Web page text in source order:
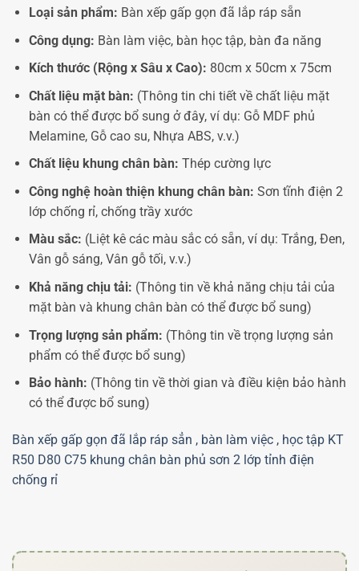
Loại sản phẩm: Bàn xếp gấp gọn đã lắp ráp sẵn
Công dụng: Bàn làm việc, bàn học tập, bàn đa năng
Kích thước (Rộng x Sâu x Cao): 80cm x 50cm x 75cm
Chất liệu mặt bàn: (Thông tin chi tiết về chất liệu mặt
bàn có thể được bổ sung ở đây, ví dụ: Gỗ MDF phủ
Melamine, Gỗ cao su, Nhựa ABS, v.v.)
Chất liệu khung chân bàn: Thép cường lực
Công nghệ hoàn thiện khung chân bàn: Sơn tĩnh điện 2
lớp chống rỉ, chống trầy xước
Màu sắc: (Liệt kê các màu sắc có sẵn, ví dụ: Trắng, Đen,
Vân gỗ sáng, Vân gỗ tối, v.v.)
Khả năng chịu tải: (Thông tin về khả năng chịu tải của
mặt bàn và khung chân bàn có thể được bổ sung)
Trọng lượng sản phẩm: (Thông tin về trọng lượng sản
phẩm có thể được bổ sung)
Bảo hành: (Thông tin về thời gian và điều kiện bảo hành
có thể được bổ sung)
Bàn xếp gấp gọn đã lắp ráp sẳn , bàn làm việc , học tập KT
R50 D80 C75 khung chân bàn phủ sơn 2 lớp tỉnh điện
chống rỉ